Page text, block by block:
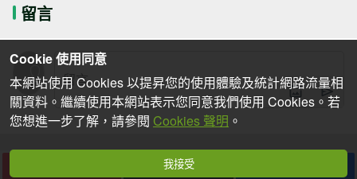
留言
下載
Cookie 使用同意
本網站使用 Cookies 以提昇您的使用體驗及統計網路流量相
關資料。繼續使用本網站表示您同意我們使用 Cookies。若
您想進一步了解，請參閱 Cookies 聲明 。
我接受